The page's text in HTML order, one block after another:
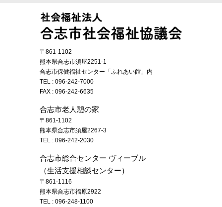
〒861-1102
熊本県合志市須屋2251-1
合志市保健福祉センター「ふれあい館」内
TEL : 096-242-7000
FAX : 096-242-6635
合志市老人憩の家
〒861-1102
熊本県合志市須屋2267-3
TEL : 096-242-2030
合志市総合センター ヴィーブル
（生活支援相談センター）
〒861-1116
熊本県合志市福原2922
TEL : 096-248-1100